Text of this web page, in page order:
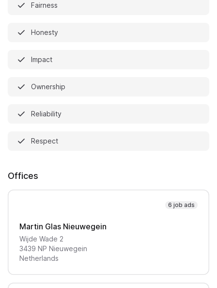
Fairness
Honesty
Impact
Ownership
Reliability
Respect
Offices
6 job ads
Martin Glas Nieuwegein
Wijde Wade 2
3439 NP Nieuwegein
Netherlands